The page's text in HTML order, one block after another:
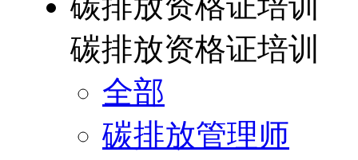
碳排放资格证培训
全部
碳排放管理师